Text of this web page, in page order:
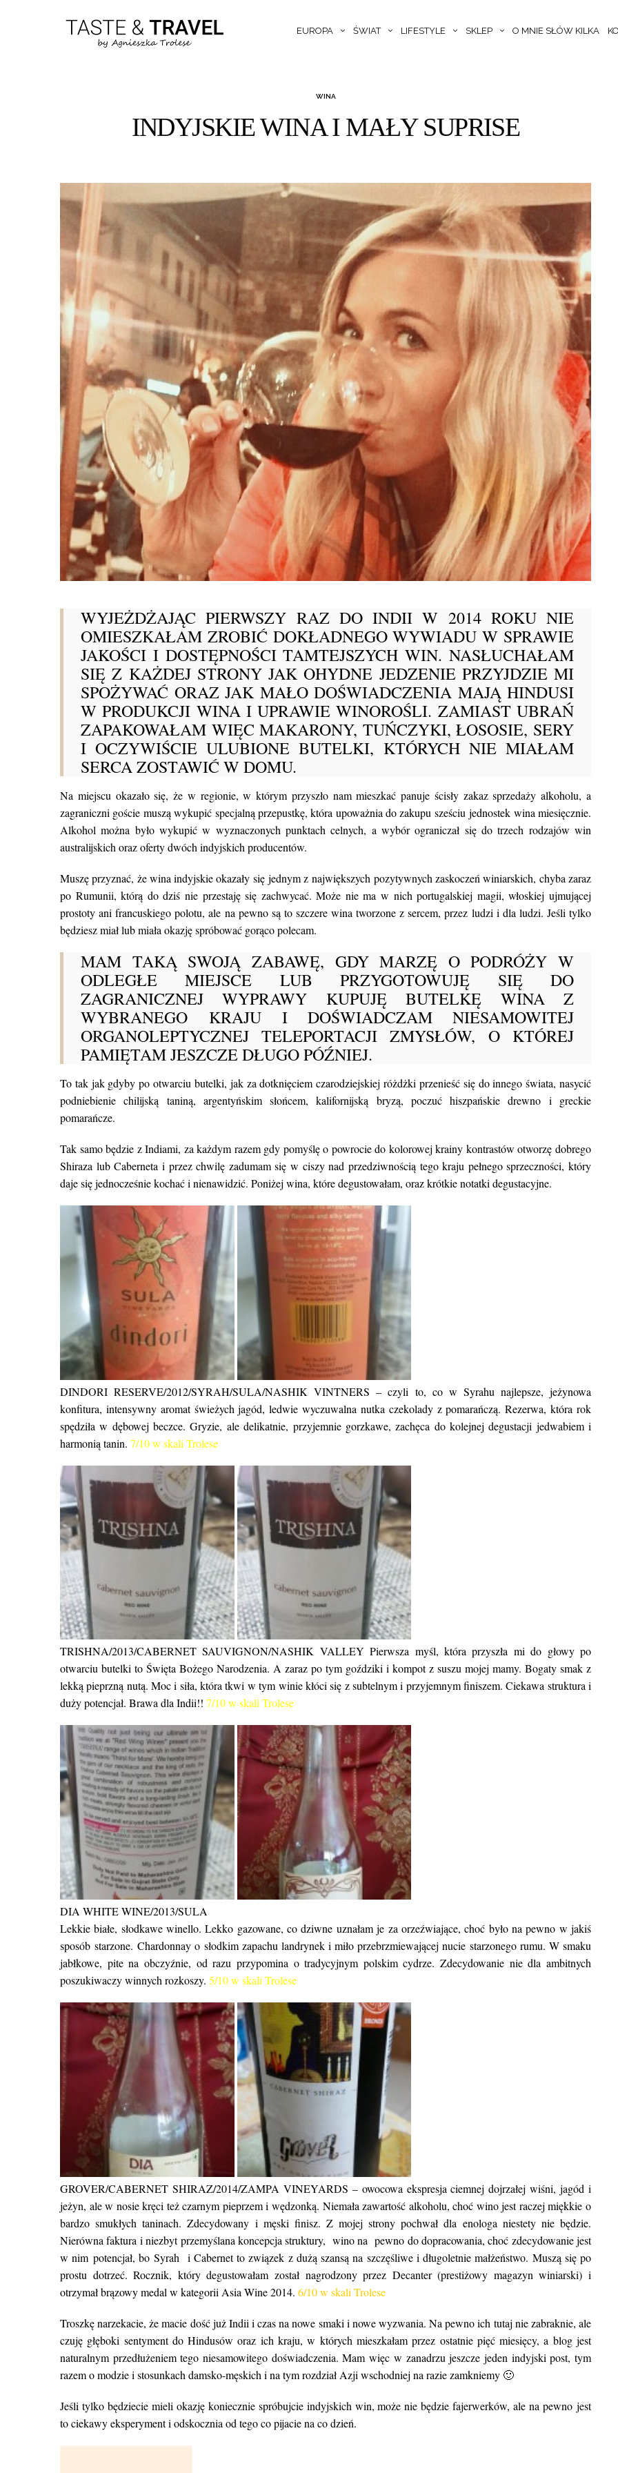
EUROPA ŚWIAT LIFESTYLE SKLEP O MNIE SŁÓW KILKA
WINA
INDYJSKIE WINA I MAŁY SUPRISE
WYJEŻDŻAJĄC PIERWSZY RAZ DO INDII W 2014 ROKU NIE
OMIESZKAŁAM ZROBIĆ DOKŁADNEGO WYWIADU W SPRAWIE
JAKOŚCI I DOSTĘPNOŚCI TAMTEJSZYCH WIN. NASŁUCHAŁAM
SIĘ Z KAŻDEJ STRONY JAK OHYDNE JEDZENIE PRZYJDZIE MI
SPOŻYWAĆ ORAZ JAK MAŁO DOŚWIADCZENIA MAJĄ HINDUSI
W PRODUKCJI WINA I UPRAWIE WINOROŚLI. ZAMIAST UBRAŃ
ZAPAKOWAŁAM WIĘC MAKARONY, TUŃCZYKI, ŁOSOSIE, SERY
I OCZYWIŚCIE ULUBIONE BUTELKI, KTÓRYCH NIE MIAŁAM
SERCA ZOSTAWIĆ W DOMU.
Na miejscu okazało się, że w regionie, w którym przyszło nam mieszkać panuje ścisły zakaz sprzedaży alkoholu, a
zagraniczni goście muszą wykupić specjalną przepustkę, która upoważnia do zakupu sześciu jednostek wina miesięcznie.
Alkohol można było wykupić w wyznaczonych punktach celnych, a wybór ograniczał się do trzech rodzajów win
australijskich oraz oferty dwóch indyjskich producentów.
Muszę przyznać, że wina indyjskie okazały się jednym z największych pozytywnych zaskoczeń winiarskich, chyba zaraz
po Rumunii, którą do dziś nie przestaję się zachwycać. Może nie ma w nich portugalskiej magii, włoskiej ujmującej
prostoty ani francuskiego polotu, ale na pewno są to szczere wina tworzone z sercem, przez ludzi i dla ludzi. Jeśli tylko
będziesz miał lub miała okazję spróbować gorąco polecam.
MAM TAKĄ SWOJĄ ZABAWĘ, GDY MARZĘ O PODRÓŻY W
ODLEGŁE MIEJSCE LUB PRZYGOTOWUJĘ SIĘ DO
ZAGRANICZNEJ WYPRAWY KUPUJĘ BUTELKĘ WINA Z
WYBRANEGO KRAJU I DOŚWIADCZAM NIESAMOWITEJ
ORGANOLEPTYCZNEJ TELEPORTACJI ZMYSŁÓW, O KTÓREJ
PAMIĘTAM JESZCZE DŁUGO PÓŹNIEJ.
To tak jak gdyby po otwarciu butelki, jak za dotknięciem czarodziejskiej różdżki przenieść się do innego świata, nasycić
podniebienie chilijską taniną, argentyńskim słońcem, kalifornijską bryzą, poczuć hiszpańskie drewno i greckie
pomarańcze.
Tak samo będzie z Indiami, za każdym razem gdy pomyślę o powrocie do kolorowej krainy kontrastów otworzę dobrego
Shiraza lub Caberneta i przez chwilę zadumam się w ciszy nad przedziwnością tego kraju pełnego sprzeczności, który
daje się jednocześnie kochać i nienawidzić. Poniżej wina, które degustowałam, oraz krótkie notatki degustacyjne.
DINDORI RESERVE/2012/SYRAH/SULA/NASHIK VINTNERS – czyli to, co w Syrahu najlepsze, jeżynowa
konfitura, intensywny aromat świeżych jagód, ledwie wyczuwalna nutka czekolady z pomarańczą. Rezerwa, która rok
spędziła w dębowej beczce. Gryzie, ale delikatnie, przyjemnie gorzkawe, zachęca do kolejnej degustacji jedwabiem i
harmonią tanin. 7/10 w skali Trolese
TRISHNA/2013/CABERNET SAUVIGNON/NASHIK VALLEY Pierwsza myśl, która przyszła mi do głowy po
otwarciu butelki to Święta Bożego Narodzenia. A zaraz po tym goździki i kompot z suszu mojej mamy. Bogaty smak z
lekką pieprzną nutą. Moc i siła, która tkwi w tym winie kłóci się z subtelnym i przyjemnym finiszem. Ciekawa struktura i
duży potencjał. Brawa dla Indii!! 7/10 w skali Trolese
DIA WHITE WINE/2013/SULA
Lekkie białe, słodkawe winello. Lekko gazowane, co dziwne uznałam je za orzeźwiające, choć było na pewno w jakiś
sposób starzone. Chardonnay o słodkim zapachu landrynek i miło przebrzmiewającej nucie starzonego rumu. W smaku
jabłkowe, pite na obczyźnie, od razu przypomina o tradycyjnym polskim cydrze. Zdecydowanie nie dla ambitnych
poszukiwaczy winnych rozkoszy. 5/10 w skali Trolese
GROVER/CABERNET SHIRAZ/2014/ZAMPA VINEYARDS – owocowa ekspresja ciemnej dojrzałej wiśni, jagód i
jeżyn, ale w nosie kręci też czarnym pieprzem i wędzonką. Niemała zawartość alkoholu, choć wino jest raczej miękkie o
bardzo smukłych taninach. Zdecydowany i męski finisz. Z mojej strony pochwał dla enologa niestety nie będzie.
Nierówna faktura i niezbyt przemyślana koncepcja struktury, wino na pewno do dopracowania, choć zdecydowanie jest
w nim potencjał, bo Syrah i Cabernet to związek z dużą szansą na szczęśliwe i długoletnie małżeństwo. Muszą się po
prostu dotrzeć. Rocznik, który degustowałam został nagrodzony przez Decanter (prestiżowy magazyn winiarski) i
otrzymał brązowy medal w kategorii Asia Wine 2014. 6/10 w skali Trolese
Troszkę narzekacie, że macie dość już Indii i czas na nowe smaki i nowe wyzwania. Na pewno ich tutaj nie zabraknie, ale
czuję głęboki sentyment do Hindusów oraz ich kraju, w których mieszkałam przez ostatnie pięć miesięcy, a blog jest
naturalnym przedłużeniem tego niesamowitego doświadczenia. Mam więc w zanadrzu jeszcze jeden indyjski post, tym
razem o modzie i stosunkach damsko-męskich i na tym rozdział Azji wschodniej na razie zamkniemy 🙂
Jeśli tylko będziecie mieli okazję koniecznie spróbujcie indyjskich win, może nie będzie fajerwerków, ale na pewno jest
to ciekawy eksperyment i odskocznia od tego co pijacie na co dzień.
miejsc, w których może
BLOG